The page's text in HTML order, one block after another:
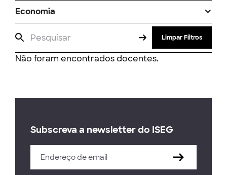
Economia
Limpar Filtros
Não foram encontrados docentes.
Subscreva a newsletter do ISEG